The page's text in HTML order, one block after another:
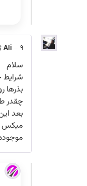
Ali
شرایط
بذرها رو
چقدر طول
بعد این
میکس
موجوده؟